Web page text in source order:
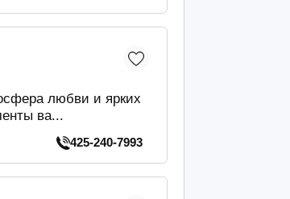
любви и ярких
ва...
425-240-7993